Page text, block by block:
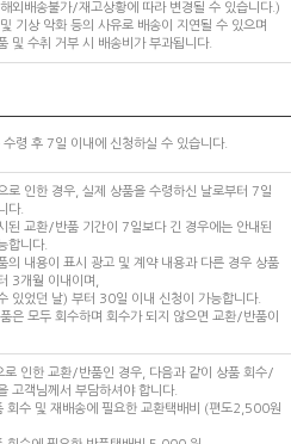
외배송불가/재고상황에 따라 변경될 수 있습니다.)
기상 악화 등의 사유로 배송이 지연될 수 있으며
및 수취 거부 시 배송비가 부과됩니다.
수령 후 7일 이내에 신청하실 수 있습니다.
로 인한 경우, 실제 상품을 수령하신 날로부터 7일
다.
된 교환/반품 기간이 7일보다 긴 경우에는 안내된
합니다.
의 내용이 표시 광고 및 계약 내용과 다른 경우 상품
3개월 이내이며,
있었던 날) 부터 30일 이내 신청이 가능합니다.
은 모두 회수하며 회수가 되지 않으면 교환/반품이
로 인한 교환/반품인 경우, 다음과 같이 상품 회수/
고객님께서 부담하셔야 합니다.
회수 및 재배송에 필요한 교환택배비 (편도2,500원